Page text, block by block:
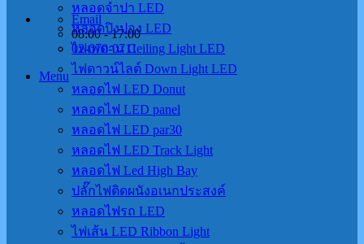
Email
08:00 - 17:00
02-070-0711
Menu
หลอดจำปา LED
หลอดปิงปอง LED
ไฟเพดาน Ceiling Light LED
ไฟดาวน์ไลต์ Down Light LED
หลอดไฟ LED Donut
หลอดไฟ LED panel
หลอดไฟ LED par30
หลอดไฟ LED Track Light
หลอดไฟ Led High Bay
ปลั๊กไฟติดผนังอเนกประสงค์
หลอดไฟรถ LED
ไฟเส้น LED Ribbon Light